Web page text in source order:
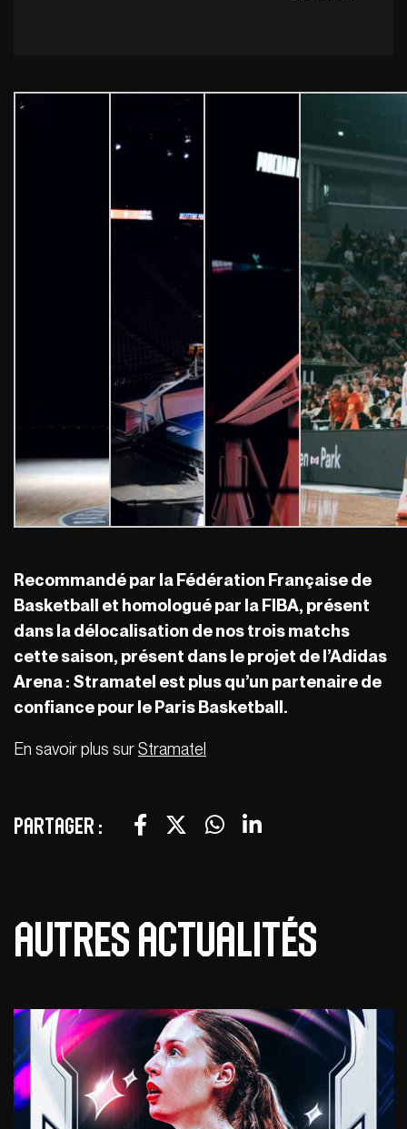
Recommandé par la Fédération Française de
Basketball et homologué par la FIBA, présent
dans la délocalisation de nos trois matchs
cette saison, présent dans le projet de l’Adidas
Arena : Stramatel est plus qu’un partenaire de
confiance pour le Paris Basketball.
En savoir plus surStramatel
Partager :
Autres actualités